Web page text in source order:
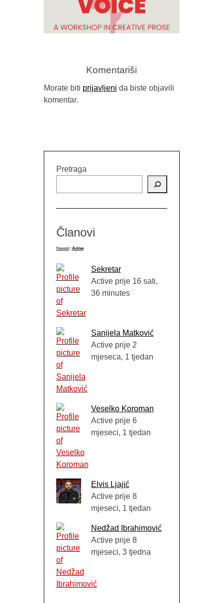
Komentariši
Morate biti prijavljeni da biste objavili
komentar.
Pretraga
Članovi
Newest Active
Sekretar
Active prije 16 sati,
36 minutes
Sanijela Matković
Active prije 2
mjeseca, 1 tjedan
Veselko Koroman
Active prije 6
mjeseci, 1 tjedan
Elvis Ljajić
Active prije 8
mjeseci, 1 tjedan
Nedžad Ibrahimović
Active prije 8
mjeseci, 3 tjedna